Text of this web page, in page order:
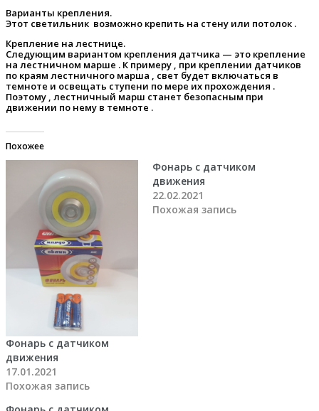
Варианты крепления.
Этот светильник возможно крепить на стену или потолок .
Крепление на лестнице.
Следующим вариантом крепления датчика — это крепление
на лестничном марше . К примеру , при креплении датчиков
по краям лестничного марша , свет будет включаться в
темноте и освещать ступени по мере их прохождения .
Поэтому , лестничный марш станет безопасным при
движении по нему в темноте .
Похожее
Фонарь с датчиком
движения
17.01.2021
Похожая запись
Фонарь с датчиком
движения
22.02.2021
Похожая запись